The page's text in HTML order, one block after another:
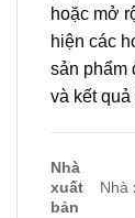
hoặc mở
hiện các
sản phẩm
và kết
Nhà
xuất
bản
Nhà